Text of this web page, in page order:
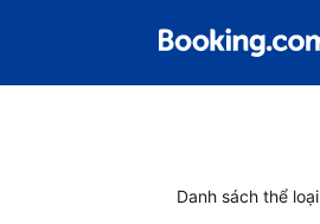
Danh sách thể loại